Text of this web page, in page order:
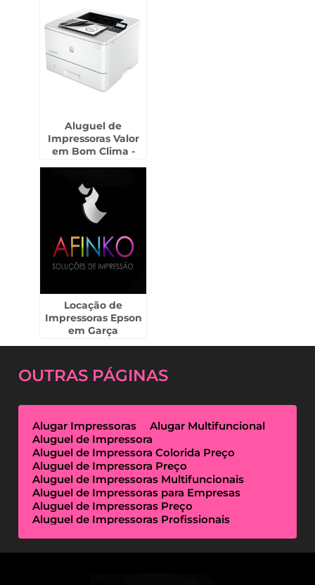
Aluguel de
Impressoras Valor
em Bom Clima -
Locação de
Impressoras Epson
em Garça
OUTRAS PÁGINAS
Alugar Impressoras
Alugar Multifuncional
Aluguel de Impressora
Aluguel de Impressora Colorida Preço
Aluguel de Impressora Preço
Aluguel de Impressoras Multifuncionais
Aluguel de Impressoras para Empresas
Aluguel de Impressoras Preço
Aluguel de Impressoras Profissionais